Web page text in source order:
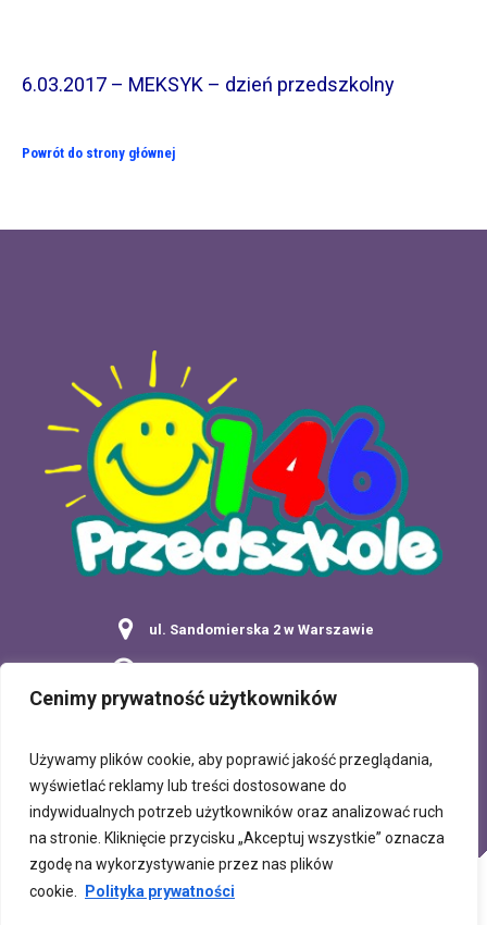
Cenimy prywatność użytkowników
Używamy plików cookie, aby poprawić jakość przeglądania,
wyświetlać reklamy lub treści dostosowane do
indywidualnych potrzeb użytkowników oraz analizować ruch
na stronie. Kliknięcie przycisku „Akceptuj wszystkie” oznacza
zgodę na wykorzystywanie przez nas plików
cookie.
Polityka prywatności
6.03.2017 – MEKSYK – dzień przedszkolny
Powrót do strony głównej
ul. Sandomierska 2 w Warszawie
tel: 22 849 65 52
DEKLARACJA DOSTĘPNOŚCI